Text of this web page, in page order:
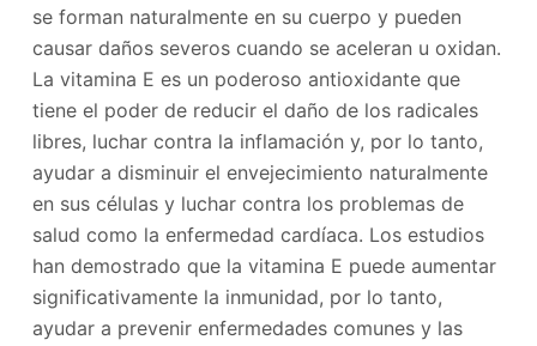
se forman naturalmente en su cuerpo y pueden
causar daños severos cuando se aceleran u oxidan.
La vitamina E es un poderoso antioxidante que
tiene el poder de reducir el daño de los radicales
libres, luchar contra la inflamación y, por lo tanto,
ayudar a disminuir el envejecimiento naturalmente
en sus células y luchar contra los problemas de
salud como la enfermedad cardíaca. Los estudios
han demostrado que la vitamina E puede aumentar
significativamente la inmunidad, por lo tanto,
ayudar a prevenir enfermedades comunes y las